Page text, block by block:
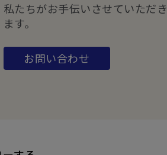
私たちがお手伝いさせていただき
ます。
お問い合わせ